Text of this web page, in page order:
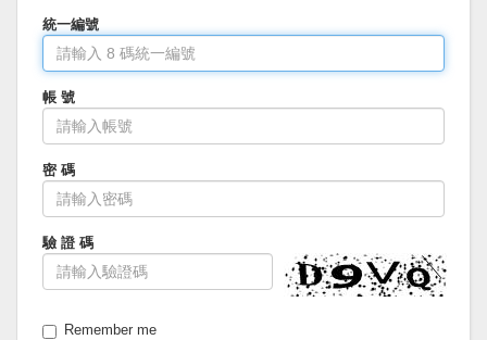
統一編號
帳 號
密 碼
驗 證 碼
Remember me